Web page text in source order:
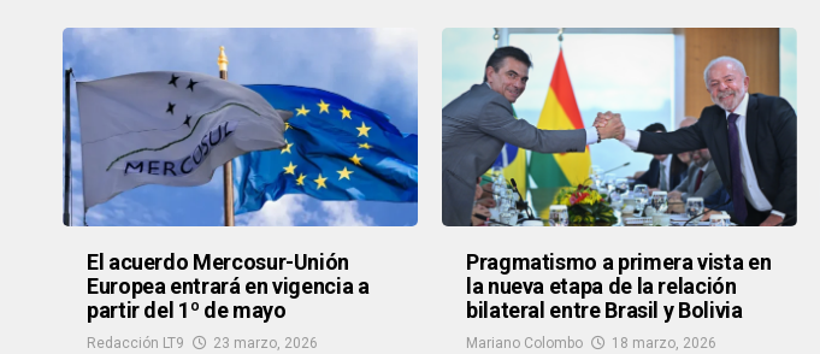
El acuerdo Mercosur-Unión
Europea entrará en vigencia a
partir del 1º de mayo
Redacción LT9 23 marzo, 2026
Pragmatismo a primera vista en
la nueva etapa de la relación
bilateral entre Brasil y Bolivia
Mariano Colombo 18 marzo, 2026